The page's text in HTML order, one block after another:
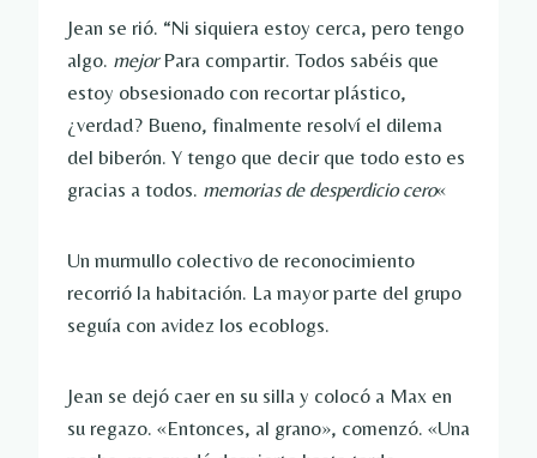
Jean se rió. “Ni siquiera estoy cerca, pero tengo
algo. mejorPara compartir. Todos sabéis que
estoy obsesionado con recortar plástico,
¿verdad? Bueno, finalmente resolví el dilema
del biberón. Y tengo que decir que todo esto es
gracias a todos. memorias de desperdicio cero«
Un murmullo colectivo de reconocimiento
recorrió la habitación. La mayor parte del grupo
seguía con avidez los ecoblogs.
Jean se dejó caer en su silla y colocó a Max en
su regazo. «Entonces, al grano», comenzó. «Una